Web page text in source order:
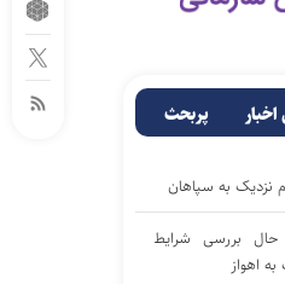
پربحث
نزدیک به سپاهان
حال بررسی شرایط
اهواز